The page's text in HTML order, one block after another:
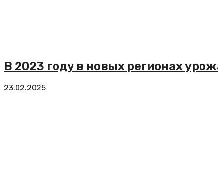
В 2023 году в новых регионах
23.02.2025